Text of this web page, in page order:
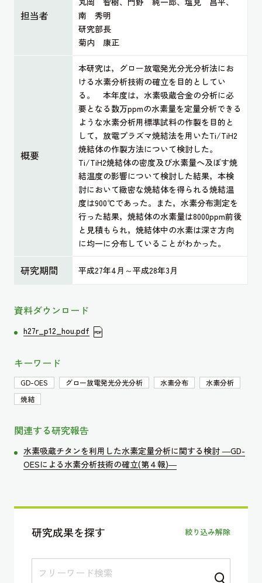
担当者
南 秀明
研究部長
菊内 康正
概要
本研究は，グロー放電発光分光分析法にお
ける水素分析技術の確立を目的としてい
る。 本年度は，水素吸蔵合金の分析に必
要となる数万ppmの水素量を定量分析できる
ような水素分析用標準試料の作製を目的と
して，放電プラズマ焼結法を用いたTi/TiH2
焼結体の作製方法について検討した。
Ti/TiH2焼結体の密度及び水素量へ及ぼす焼
結温度の影響について検討した結果，本検
討において緻密な焼結体を得られる焼結温
度は900℃であった。また，水素分布測定を
行った結果，焼結体の水素量は8000ppm前後
と見積もられ，焼結体中の水素は深さ方向
に均一に分布していることがわかった。
研究期間 平成27年4月～平成28年3月
資料ダウンロード
h27r_p12_hou.pdf
キーワード
GD-OES グロー放電発光分光分析 水素分布
水素分析
焼結
関連する研究報告
水素吸蔵チタンを利用した水素定量分析に関する検討 ―GD-
OESによる水素分析技術の確立(第４報)―
研究成果を探す 絞り込み解除